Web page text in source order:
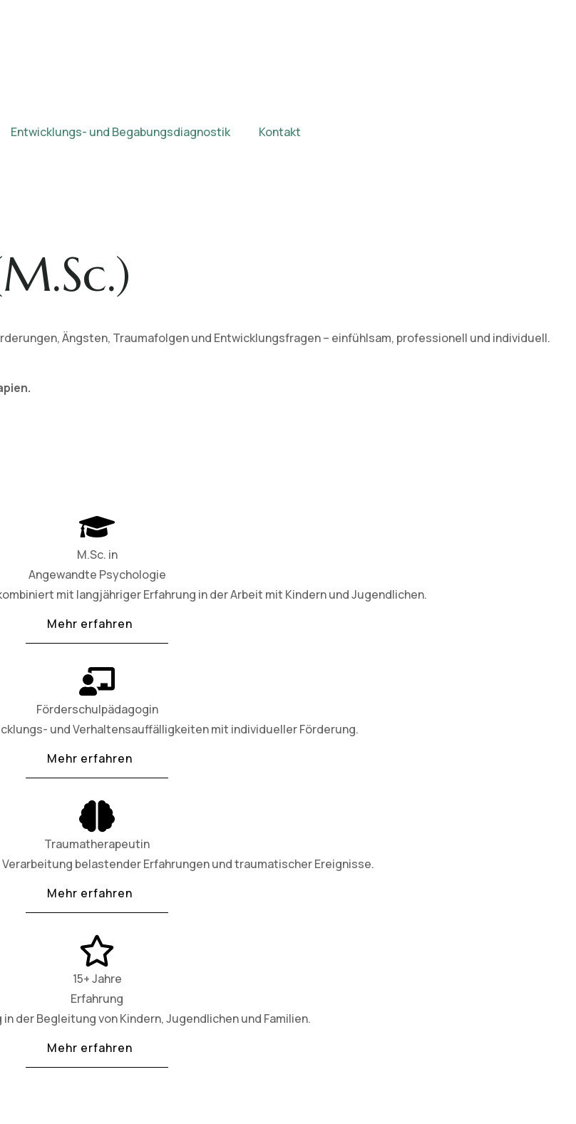
Entwicklungs- und Begabungsdiagnostik Kontakt
Ängsten, Traumafolgen und Entwicklungsfragen – einfühlsam, professionell und individuell.
M.Sc. in
Angewandte Psychologie
mit langjähriger Erfahrung in der Arbeit mit Kindern und Jugendlichen.
Mehr erfahren
Förderschulpädagogin
und Verhaltensauffälligkeiten mit individueller Förderung.
Mehr erfahren
Traumatherapeutin
belastender Erfahrungen und traumatischer Ereignisse.
Mehr erfahren
15+ Jahre
Erfahrung
der Begleitung von Kindern, Jugendlichen und Familien.
Mehr erfahren